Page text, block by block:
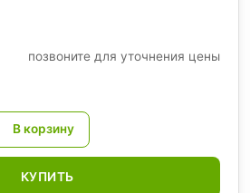
позвоните для уточнения цены
КУПИТЬ